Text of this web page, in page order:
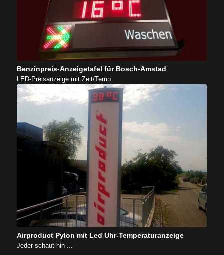
Benzinpreis-Anzeigetafel für Bosch-Amstad
LED-Preisanzeige mit Zeit/Temp.
Airproduct Pylon mit Led Uhr-Temperaturanzeige
Jeder schaut hin ...